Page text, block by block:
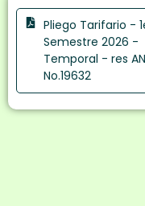
Pliego Tarifario -
Semestre 2026 -
Temporal - res AN
No.19632